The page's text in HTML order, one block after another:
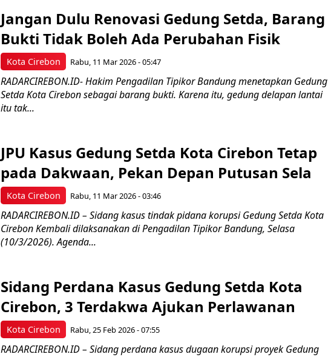
Kota Cirebon
Jangan Dulu Renovasi Gedung Setda, Barang
Bukti Tidak Boleh Ada Perubahan Fisik
Rabu, 11 Mar 2026 - 05:47
RADARCIREBON.ID- Hakim Pengadilan Tipikor Bandung menetapkan Gedung
Setda Kota Cirebon sebagai barang bukti. Karena itu, gedung delapan lantai
itu tak...
Kota Cirebon
JPU Kasus Gedung Setda Kota Cirebon Tetap
pada Dakwaan, Pekan Depan Putusan Sela
Rabu, 11 Mar 2026 - 03:46
RADARCIREBON.ID – Sidang kasus tindak pidana korupsi Gedung Setda Kota
Cirebon Kembali dilaksanakan di Pengadilan Tipikor Bandung, Selasa
(10/3/2026). Agenda...
Kota Cirebon
Sidang Perdana Kasus Gedung Setda Kota
Cirebon, 3 Terdakwa Ajukan Perlawanan
Rabu, 25 Feb 2026 - 07:55
RADARCIREBON.ID – Sidang perdana kasus dugaan korupsi proyek Gedung